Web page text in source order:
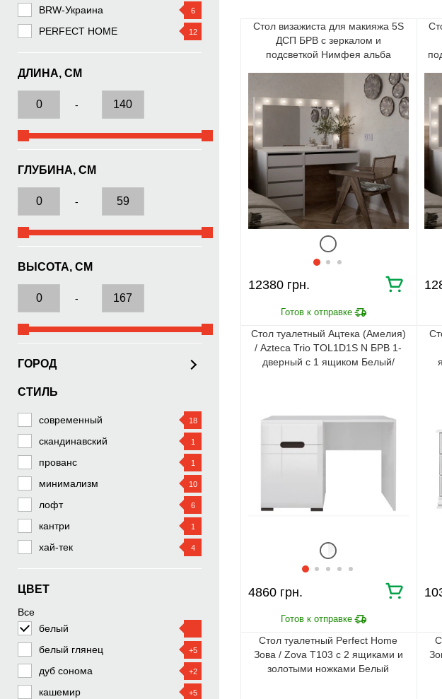
Стол визажиста для макияжа 5S
ДСП БРВ с зеркалом и
подсветкой Нимфея альба
12380
Стол туалетный Ацтека (Амелия)
/ Azteca Trio TOL1D1S N БРВ 1-
дверный с 1 ящиком Белый/
4860
Стол туалетный Perfect Home
Зова / Zova T103 с 2 ящиками и
золотыми ножками Белый
BRW-Украина 6
PERFECT HOME 12
ДЛИНА, СМ
-
ГЛУБИНА, СМ
-
ВЫСОТА, СМ
-
ГОРОД
Киев
Херсон
Чернигов
Черкассы
Житомир
Сумы
СТИЛЬ
современный 18
скандинавский 1
прованс 1
минимализм 10
лофт 6
кантри 1
хай-тек 4
ЦВЕТ
Все
белый
белый глянец
+5
дуб сонома +2
кашемир +5